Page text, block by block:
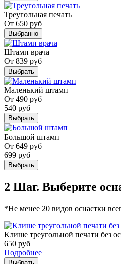
Треугольная печать
От 650 руб
Выбранно
Штамп врача
От 839 руб
Выбрать
Маленький штамп
От 490 руб
540 руб
Выбрать
Большой штамп
От 649 руб
699 руб
Выбрать
2 Шаг. Выберите
*Не менее 20 видов оснастки
Клише треугольной печати без
650 руб
Подробнее